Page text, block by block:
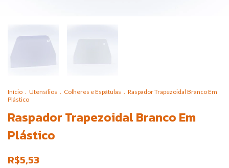
Início Utensílios Colheres e Espátulas
Raspador Trapezoidal Branco Em
Plástico
Raspador Trapezoidal Branco Em
Plástico
R$5,53